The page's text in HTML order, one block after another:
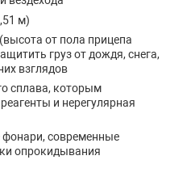
м)
от пола прицепа
груз от дождя, снега,
взглядов
сплава, которым
и нерегулярная
современные
опрокидывания